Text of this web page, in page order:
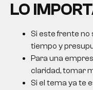
LO
Si este frente no
tiempo y
Para una
claridad, tomar
Si el tema ya te